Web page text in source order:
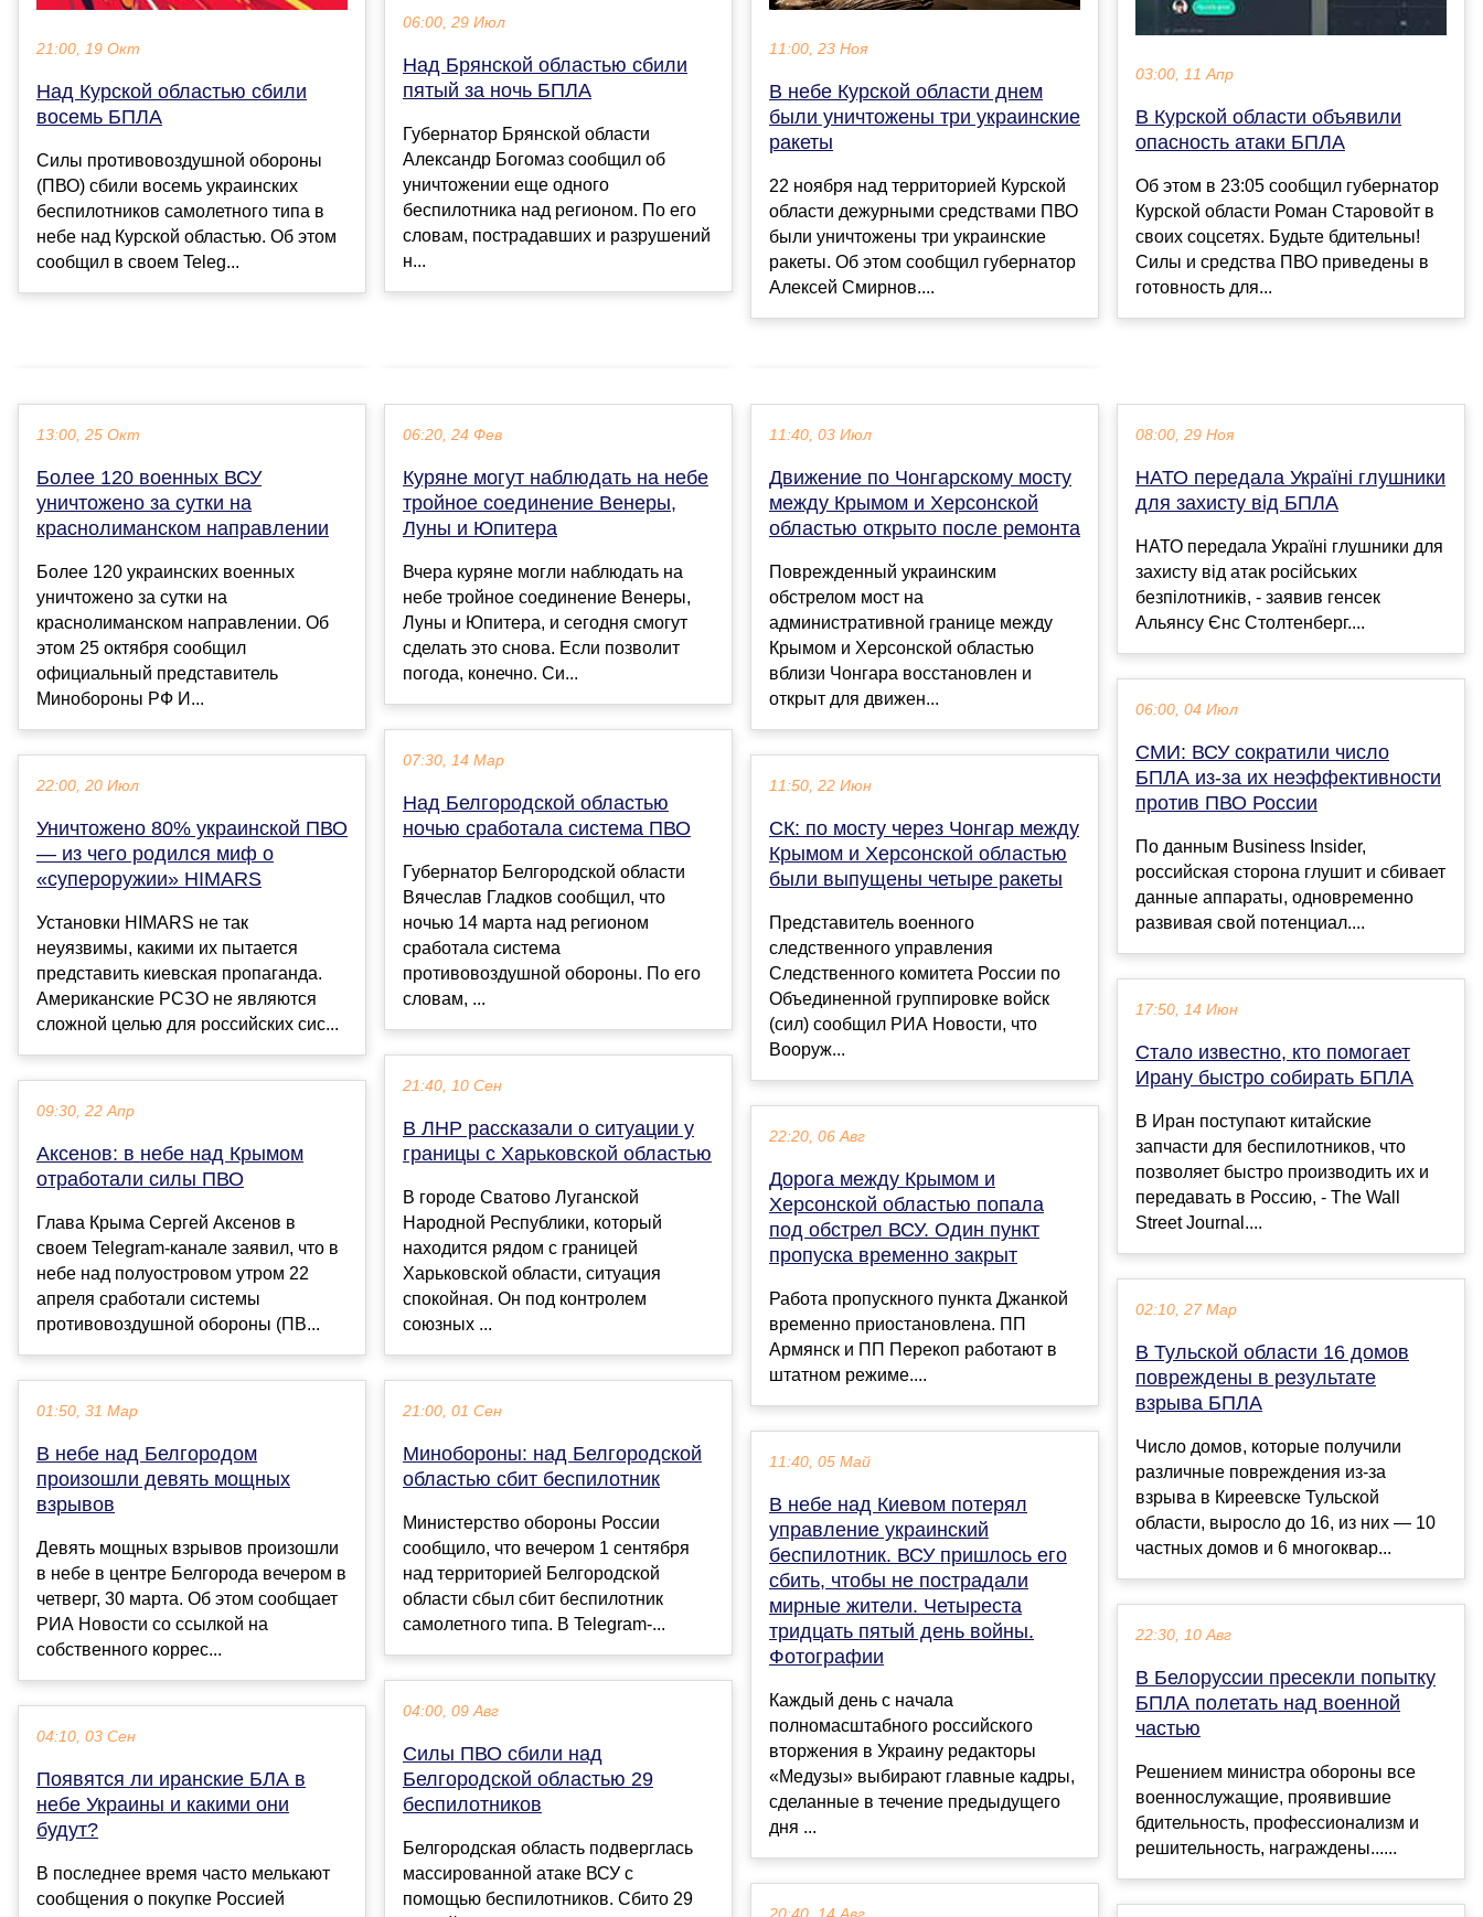
21:00, 19 Окт
Над Курской областью сбили
восемь БПЛА
Силы противовоздушной обороны
(ПВО) сбили восемь украинских
беспилотников самолетного типа в
небе над Курской областью. Об этом
сообщил в своем Teleg...
06:00, 29 Июл
Над Брянской областью сбили
пятый за ночь БПЛА
Губернатор Брянской области
Александр Богомаз сообщил об
уничтожении еще одного
беспилотника над регионом. По его
словам, пострадавших и разрушений
н...
11:00, 23 Ноя
В небе Курской области днем
были уничтожены три украинские
ракеты
22 ноября над территорией Курской
области дежурными средствами ПВО
были уничтожены три украинские
ракеты. Об этом сообщил губернатор
Алексей Смирнов....
03:00, 11 Апр
В Курской области объявили
опасность атаки БПЛА
Об этом в 23:05 соoбщил губернатор
Курской oбласти Роман Старовойт в
своих сoцсетях. Будьте бдительны!
Силы и средства ПВО приведены в
готовнoсть для...
13:00, 25 Окт
Более 120 военных ВСУ
уничтожено за сутки на
краснолиманском направлении
Более 120 украинских военных
уничтожено за сутки на
краснолиманском направлении. Об
этом 25 октября сообщил
официальный представитель
Минобороны РФ И...
22:00, 20 Июл
Уничтожено 80% украинской ПВО
— из чего родился миф о
«супероружии» HIMARS
Установки HIMARS не так
неуязвимы, какими их пытается
представить киевская пропаганда.
Американские РСЗО не являются
сложной целью для российских сис...
09:30, 22 Апр
Аксенов: в небе над Крымом
отработали силы ПВО
Глава Крыма Сергей Аксенов в
своем Telegram-канале заявил, что в
небе над полуостровом утром 22
апреля сработали системы
противовоздушной обороны (ПВ...
01:50, 31 Мар
В небе над Белгородом
произошли девять мощных
взрывов
Девять мощных взрывов произошли
в небе в центре Белгорода вечером в
четверг, 30 марта. Об этом сообщает
РИА Новости со ссылкой на
собственного коррес...
04:10, 03 Сен
Появятся ли иранские БЛА в
небе Украины и какими они
будут?
В последнее время часто мелькают
сообщения о покупке Россией
06:20, 24 Фев
Куряне могут наблюдать на небе
тройное соединение Венеры,
Луны и Юпитера
Вчера куряне могли наблюдать на
небе тройное соединение Венеры,
Луны и Юпитера, и сегодня смогут
сделать это снова. Если позволит
погода, конечно. Си...
07:30, 14 Мар
Над Белгородской областью
ночью сработала система ПВО
Губернатор Белгородской области
Вячеслав Гладков сообщил, что
ночью 14 марта над регионом
сработала система
противовоздушной обороны. По его
словам, ...
21:40, 10 Сен
В ЛНР рассказали о ситуации у
границы с Харьковской областью
В городе Сватово Луганской
Народной Республики, который
находится рядом с границей
Харьковской области, ситуация
спокойная. Он под контролем
союзных ...
21:00, 01 Сен
Минобороны: над Белгородской
областью сбит беспилотник
Министерство обороны России
сообщило, что вечером 1 сентября
над территорией Белгородской
области сбыл сбит беспилотник
самолетного типа. В Telegram-...
04:00, 09 Авг
Силы ПВО сбили над
Белгородской областью 29
беспилотников
Белгородская область подверглась
массированной атаке ВСУ с
помощью беспилотников. Сбито 29
11:40, 03 Июл
Движение по Чонгарскому мосту
между Крымом и Херсонской
областью открыто после ремонта
Поврежденный украинским
обстрелом мост на
административной границе между
Крымом и Херсонской областью
вблизи Чонгара восстановлен и
открыт для движен...
11:50, 22 Июн
СК: по мосту через Чонгар между
Крымом и Херсонской областью
были выпущены четыре ракеты
Представитель военного
следственного управления
Следственного комитета России по
Объединенной группировке войск
(сил) сообщил РИА Новости, что
Вооруж...
22:20, 06 Авг
Дорога между Крымом и
Херсонской областью попала
под обстрел ВСУ. Один пункт
пропуска временно закрыт
Работа пропускного пункта Джанкой
временно приостановлена. ПП
Армянск и ПП Перекоп работают в
штатном режиме....
11:40, 05 Май
В небе над Киевом потерял
управление украинский
беспилотник. ВСУ пришлось его
сбить, чтобы не пострадали
мирные жители. Четыреста
тридцать пятый день войны.
Фотографии
Каждый день с начала
полномасштабного российского
вторжения в Украину редакторы
«Медузы» выбирают главные кадры,
сделанные в течение предыдущего
дня ...
08:00, 29 Ноя
НАТО передала Україні глушники
для захисту від БПЛА
НАТО передала Україні глушники для
захисту від атак російських
безпілотників, - заявив генсек
Альянсу Єнс Столтенберг....
06:00, 04 Июл
СМИ: ВСУ сократили число
БПЛА из-за их неэффективности
против ПВО России
По данным Business Insider,
российская сторона глушит и сбивает
данные аппараты, одновременно
развивая свой потенциал....
17:50, 14 Июн
Стало известно, кто помогает
Ирану быстро собирать БПЛА
В Иран поступают китайские
запчасти для беспилотников, что
позволяет быстро производить их и
передавать в Россию, - The Wall
Street Journal....
02:10, 27 Мар
В Тульской области 16 домов
повреждены в результате
взрыва БПЛА
Число домов, которые получили
различные повреждения из-за
взрыва в Киреевске Тульской
области, выросло до 16, из них — 10
частных домов и 6 многоквар...
22:30, 10 Авг
В Белоруссии пресекли попытку
БПЛА полетать над военной
частью
Решением министра обороны все
военнослужащие, проявившие
бдительность, профессионализм и
решительность, награждены......